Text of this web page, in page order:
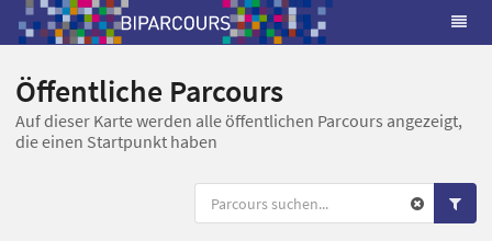
Öffentliche Parcours
Auf dieser Karte werden alle öffentlichen Parcours angezeigt,
die einen Startpunkt haben